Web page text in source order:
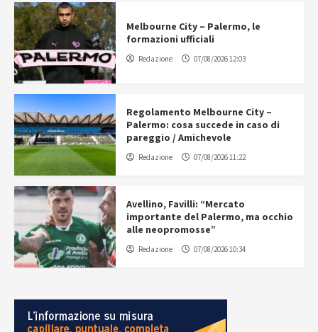
Melbourne City – Palermo, le
formazioni ufficiali
Redazione 07/08/2026 12:03
Regolamento Melbourne City –
Palermo: cosa succede in caso di
pareggio / Amichevole
Redazione 07/08/2026 11:22
Avellino, Favilli: “Mercato
importante del Palermo, ma occhio
alle neopromosse”
Redazione 07/08/2026 10:34